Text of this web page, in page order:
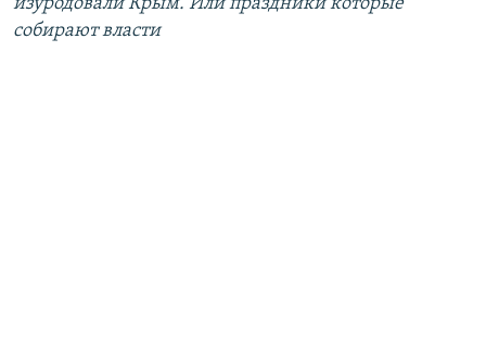
собирают власти